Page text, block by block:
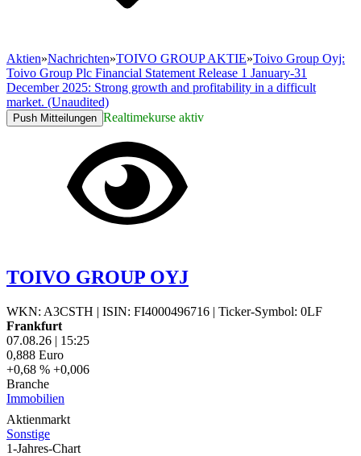
Aktien»Nachrichten»TOIVO GROUP AKTIE»Toivo Group Oyj:
Toivo Group Plc Financial Statement Release 1 January-31
December 2025: Strong growth and profitability in a difficult
market. (Unaudited)
Push Mitteilungen Realtimekurse aktiv
TOIVO GROUP OYJ
WKN: A3CSTH | ISIN: FI4000496716 | Ticker-Symbol: 0LF
Frankfurt
07.08.26 | 15:25
0,888 Euro
+0,68 % +0,006
Branche
Immobilien
Aktienmarkt
Sonstige
1-Jahres-Chart